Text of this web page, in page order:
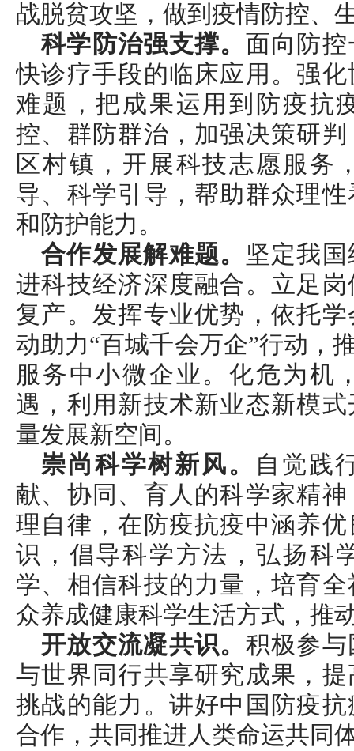
战脱贫攻坚，做到疫情防控、
科学防治强支撑。
面向防
快诊疗手段的临床应用。强
难题，把成果运用到防疫抗
控、群防群治，加强决策研
区村镇，开展科技志愿服务
导、科学引导，帮助群众理
和防护能力。
合作发展解难题。
坚定我
进科技经济深度融合。立足
复产。发挥专业优势，依托
动助力“百城千会万企”行动，
服务中小微企业。化危为机
遇，利用新技术新业态新模
量发展新空间。
崇尚科学树新风。
自觉践
献、协同、育人的科学家精
理自律，在防疫抗疫中涵养
识，倡导科学方法，弘扬科
学、相信科技的力量，培育
众养成健康科学生活方式，推
开放交流凝共识。 积极参
与世界同行共享研究成果，
挑战的能力。讲好中国防疫
合作，共同推进人类命运共同